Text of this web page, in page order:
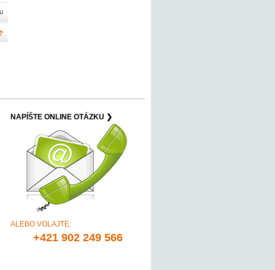
NAPÍŠTE ONLINE OTÁZKU ❯
ALEBO VOLAJTE:
+421 902 249 566